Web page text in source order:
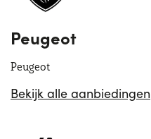
Peugeot
Peugeot
Bekijk alle aanbiedingen